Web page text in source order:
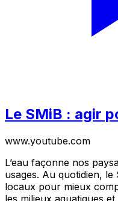
Le SMiB : agir
www.youtube.com
L’eau façonne nos
usages. Au quotidien,
locaux pour mieux
les milieux aquatiques